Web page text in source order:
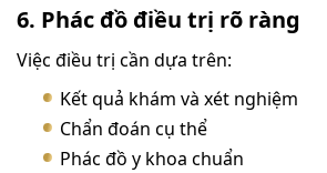
6. Phác đồ điều trị rõ ràng
Việc điều trị cần dựa trên:
Kết quả khám và xét nghiệm
Chẩn đoán cụ thể
Phác đồ y khoa chuẩn